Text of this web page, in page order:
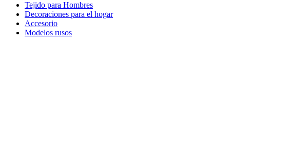
Tejido para Hombres
Decoraciones para el hogar
Accesorio
Modelos rusos